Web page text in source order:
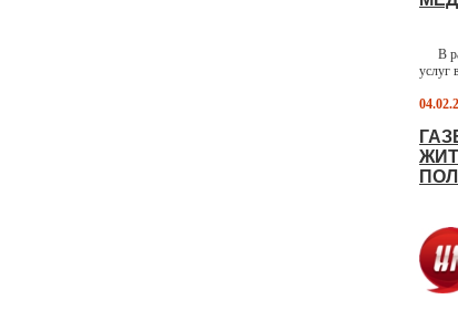
В
услуг